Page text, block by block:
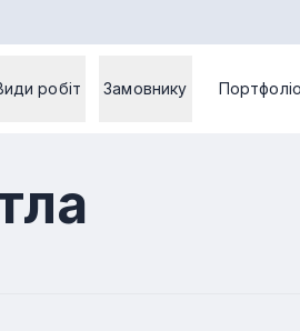
робіт Замовнику Портфоліо